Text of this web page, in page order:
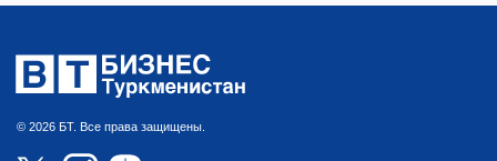
© 2026 БТ. Все права защищены.